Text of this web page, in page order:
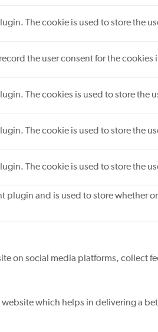
The cookie is used to store the
the user consent for the
The cookies is used to store
The cookie is used to store the
The cookie is used to store the
plugin and is used to store whether
on social media platforms, collect
which helps in delivering a